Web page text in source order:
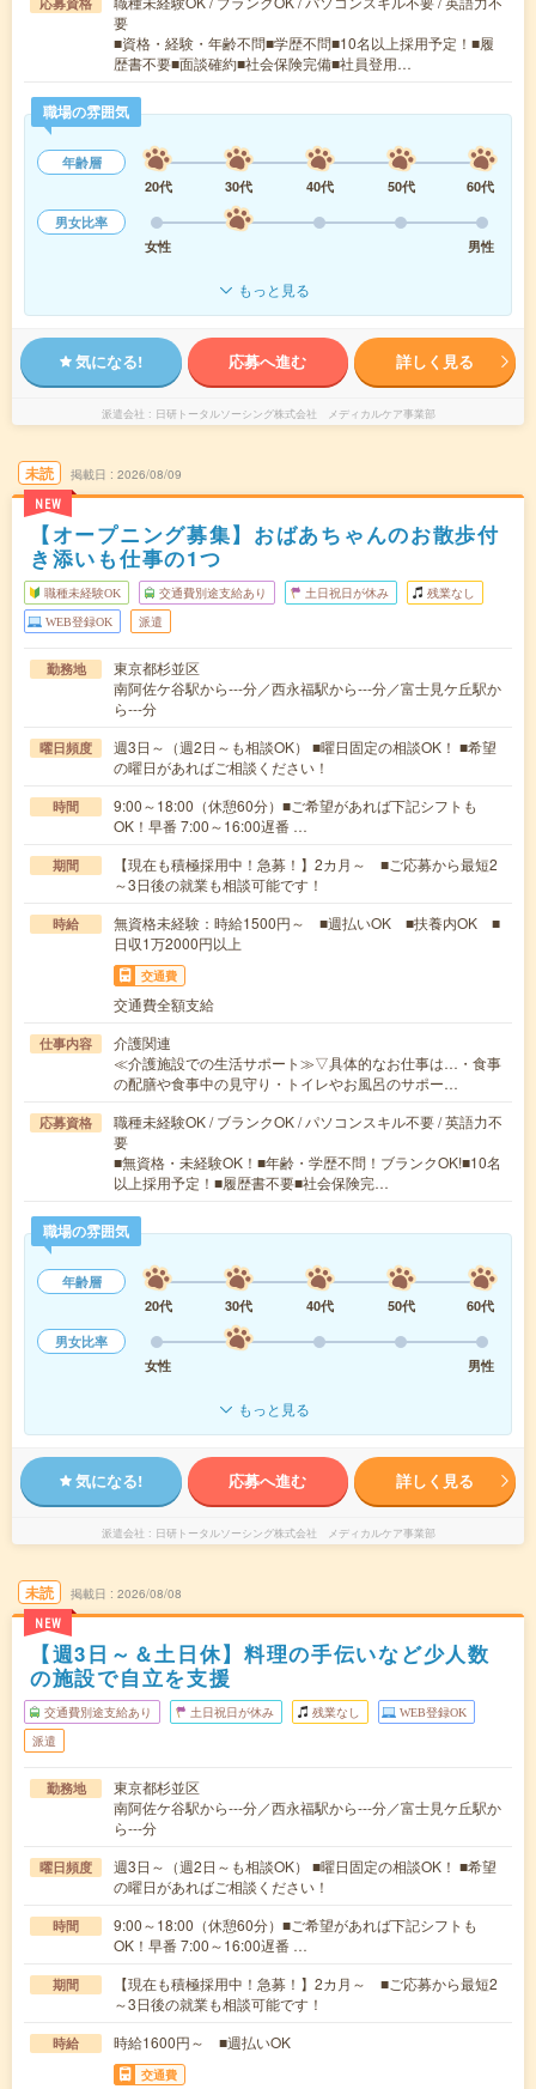
要
■資格・経験・年齢不問■学歴不問■10名以上採用予定！■履
歴書不要■面談確約■社会保険完備■社員登用…
職場の雰囲気
年齢層
20代
30代 40代 50代
60代
男女比率
女性
男性
もっと見る
気になる! 応募へ進む 詳しく見る
派遣会社 日研トータルソーシング株式会社 メディカルケア事業部
未読
NEW
掲載日 2026/08/09
【オープニング募集】おばあちゃんのお散歩付
き添いも仕事の1つ
職種未経験OK 交通費別途支給あり 土日祝日が休み 残業なし
WEB登録OK 派遣
勤務地
東京都杉並区
南阿佐ケ谷駅から---分／西永福駅から---分／富士見ケ丘駅か
ら---分
曜日頻度
週3日～（週2日～も相談OK） ■曜日固定の相談OK！ ■希望
の曜日があればご相談ください！
時間
9:00～18:00（休憩60分）■ご希望があれば下記シフトも
OK！早番 7:00～16:00遅番 …
期間
【現在も積極採用中！急募！】2カ月～ ■ご応募から最短2
～3日後の就業も相談可能です！
時給
無資格未経験：時給1500円～ ■週払いOK ■扶養内OK ■
日収1万2000円以上
交通費
交通費全額支給
仕事内容
介護関連
≪介護施設での生活サポート≫▽具体的なお仕事は…・食事
の配膳や食事中の見守り・トイレやお風呂のサポー…
応募資格
職種未経験OK / ブランクOK / パソコンスキル不要 / 英語力不
要
■無資格・未経験OK！■年齢・学歴不問！ブランクOK!■10名
以上採用予定！■履歴書不要■社会保険完…
職場の雰囲気
年齢層
20代
30代 40代 50代
60代
男女比率
女性
男性
もっと見る
気になる! 応募へ進む 詳しく見る
派遣会社 日研トータルソーシング株式会社 メディカルケア事業部
未読
NEW
掲載日 2026/08/08
【週3日～＆土日休】料理の手伝いなど少人数
の施設で自立を支援
交通費別途支給あり 土日祝日が休み 残業なし WEB登録OK
派遣
勤務地
東京都杉並区
南阿佐ケ谷駅から---分／西永福駅から---分／富士見ケ丘駅か
ら---分
曜日頻度
週3日～（週2日～も相談OK） ■曜日固定の相談OK！ ■希望
の曜日があればご相談ください！
時間
9:00～18:00（休憩60分）■ご希望があれば下記シフトも
OK！早番 7:00～16:00遅番 …
期間
【現在も積極採用中！急募！】2カ月～ ■ご応募から最短2
～3日後の就業も相談可能です！
時給 時給1600円～ ■週払いOK
交通費